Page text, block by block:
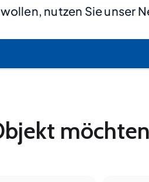
nutzen Sie unser